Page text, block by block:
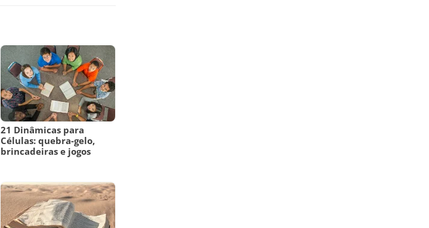
21 Dinâmicas para
Células: quebra-gelo,
brincadeiras e jogos